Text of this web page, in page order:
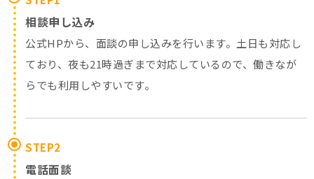
相談申し込み
公式HPから、面談の申し込みを行います。土日も対応し
ており、夜も21時過ぎまで対応しているので、働きなが
らでも利用しやすいです。
STEP2
電話面談